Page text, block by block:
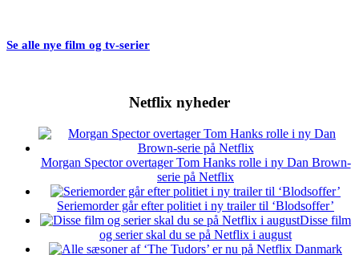
Se alle nye film og tv-serier
Netflix nyheder
Morgan Spector overtager Tom Hanks rolle i ny Dan Brown-
serie på Netflix
Seriemorder går efter politiet i ny trailer til ‘Blodsoffer’
Disse film
og serier skal du se på Netflix i august